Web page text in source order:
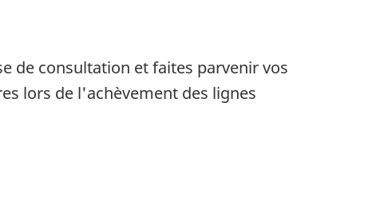
de consultation et faites parvenir vos
lors de l'achèvement des lignes